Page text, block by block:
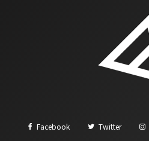
Facebook Twitter